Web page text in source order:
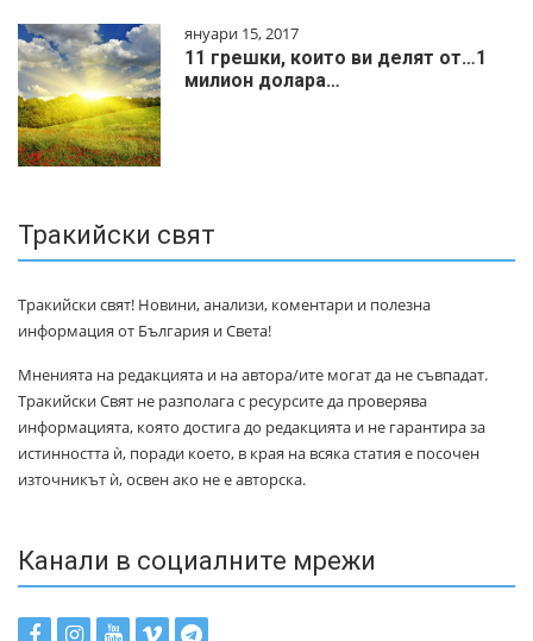
януари 15, 2017
11 грешки, които ви делят от…1
милиoн дoлapa…
Тракийски свят
Тракийски свят! Новини, анализи, коментари и полезна
информация от България и Света!
Мненията на редакцията и на автора/ите могат да не съвпадат.
Тракийски Свят не разполага с ресурсите да проверява
информацията, която достига до редакцията и не гарантира за
истинността ѝ, поради което, в края на всяка статия е посочен
източникът ѝ, освен ако не е авторска.
Канали в социалните мрежи